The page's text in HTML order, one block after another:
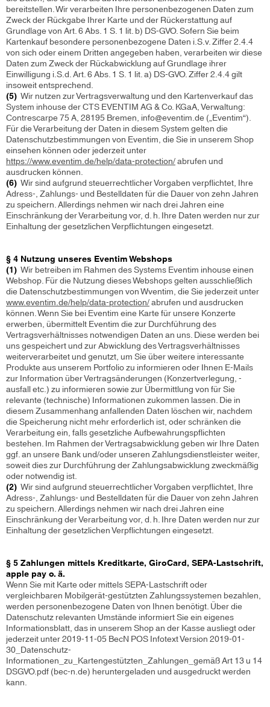
bereitstellen. Wir verarbeiten Ihre personenbezogenen Daten zum
Zweck der Rückgabe Ihrer Karte und der Rückerstattung auf
Grundlage von Art. 6 Abs. 1 S. 1 lit. b) DS-GVO. Sofern Sie beim
Kartenkauf besondere personenbezogene Daten i.S.v. Ziffer 2.4.4
von sich oder einem Dritten angegeben haben, verarbeiten wir diese
Daten zum Zweck der Rückabwicklung auf Grundlage ihrer
Einwilligung i.S.d. Art. 6 Abs. 1 S. 1 lit. a) DS-GVO. Ziffer 2.4.4 gilt
insoweit entsprechend.
(5) Wir nutzen zur Vertragsverwaltung und den Kartenverkauf das
System inhouse der CTS EVENTIM AG & Co. KGaA, Verwaltung:
Contrescarpe 75 A, 28195 Bremen, info@eventim.de („Eventim“).
Für die Verarbeitung der Daten in diesem System gelten die
Datenschutzbestimmungen von Eventim, die Sie in unserem Shop
einsehen können oder jederzeit unter
https://www.eventim.de/help/data-protection/abrufen und
ausdrucken können.
(6) Wir sind aufgrund steuerrechtlicher Vorgaben verpflichtet, Ihre
Adress-, Zahlungs- und Bestelldaten für die Dauer von zehn Jahren
zu speichern. Allerdings nehmen wir nach drei Jahren eine
Einschränkung der Verarbeitung vor, d. h. Ihre Daten werden nur zur
Einhaltung der gesetzlichen Verpflichtungen eingesetzt.
§ 4 Nutzung unseres Eventim Webshops
(1) Wir betreiben im Rahmen des Systems Eventim inhouse einen
Webshop. Für die Nutzung dieses Webshops gelten ausschließlich
die Datenschutzbestimmungen von Wventim, die Sie jederzeit unter
www.eventim.de/help/data-protection/abrufen und ausdrucken
können. Wenn Sie bei Eventim eine Karte für unsere Konzerte
erwerben, übermittelt Eventim die zur Durchführung des
Vertragsverhältnisses notwendigen Daten an uns. Diese werden bei
uns gespeichert und zur Abwicklung des Vertragsverhältnisses
weiterverarbeitet und genutzt, um Sie über weitere interessante
Produkte aus unserem Portfolio zu informieren oder Ihnen E-Mails
zur Information über Vertragsänderungen (Konzertverlegung, -
ausfall etc.) zu informieren sowie zur Übermittlung von für Sie
relevante (technische) Informationen zukommen lassen. Die in
diesem Zusammenhang anfallenden Daten löschen wir, nachdem
die Speicherung nicht mehr erforderlich ist, oder schränken die
Verarbeitung ein, falls gesetzliche Aufbewahrungspflichten
bestehen. Im Rahmen der Vertragsabwicklung geben wir Ihre Daten
ggf. an unsere Bank und/oder unseren Zahlungsdienstleister weiter,
soweit dies zur Durchführung der Zahlungsabwicklung zweckmäßig
oder notwendig ist.
(2) Wir sind aufgrund steuerrechtlicher Vorgaben verpflichtet, Ihre
Adress-, Zahlungs- und Bestelldaten für die Dauer von zehn Jahren
zu speichern. Allerdings nehmen wir nach drei Jahren eine
Einschränkung der Verarbeitung vor, d. h. Ihre Daten werden nur zur
Einhaltung der gesetzlichen Verpflichtungen eingesetzt.
§ 5 Zahlungen mittels Kreditkarte, GiroCard, SEPA-Lastschrift,
apple pay o. ä.
Wenn Sie mit Karte oder mittels SEPA-Lastschrift oder
vergleichbaren Mobilgerät-gestützten Zahlungssystemen bezahlen,
werden personenbezogene Daten von Ihnen benötigt. Über die
Datenschutz relevanten Umstände informiert Sie ein eigenes
Informationsblatt, das in unserem Shop an der Kasse ausliegt oder
jederzeit unter 2019-11-05 BecN POS Infotext Version 2019-01-
30_Datenschutz-
Informationen_zu_Kartengestützten_Zahlungen_gemäß Art 13 u 14
DSGVO.pdf (bec-n.de) heruntergeladen und ausgedruckt werden
kann.